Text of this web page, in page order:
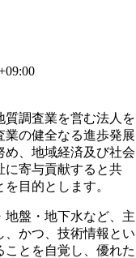
質調査業を営む法人を
業の健全なる進歩発展
め、地域経済及び社会
に寄与貢献すると共
目的とします。
地盤・地下水など、主
、かつ、技術情報とい
とを自覚し、優れた